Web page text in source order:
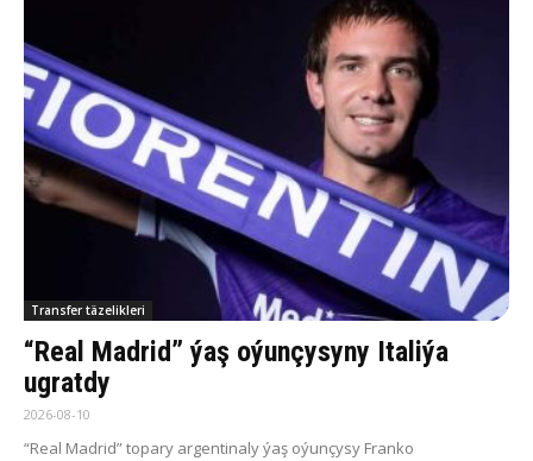
Transfer täzelikleri
“Real Madrid” ýaş oýunçysyny Italiýa
ugratdy
2026-08-10
“Real Madrid” topary argentinaly ýaş oýunçysy Franko